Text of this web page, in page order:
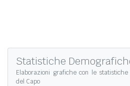
Statistiche
Elaborazioni grafiche con le
del Capo